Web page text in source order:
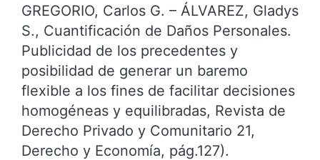
GREGORIO, Carlos G. – ÁLVAREZ, Gladys
S., Cuantificación de Daños Personales.
Publicidad de los precedentes y
posibilidad de generar un baremo
flexible a los fines de facilitar decisiones
homogéneas y equilibradas, Revista de
Derecho Privado y Comunitario 21,
Derecho y Economía, pág.127).